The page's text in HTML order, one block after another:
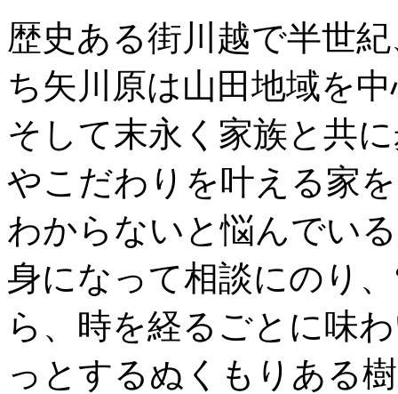
歴史ある街川越で半世
ち矢川原は山田地域を
そして末永く家族と共
やこだわりを叶える家
わからないと悩んでい
身になって相談にのり
ら、時を経るごとに味
っとするぬくもりある